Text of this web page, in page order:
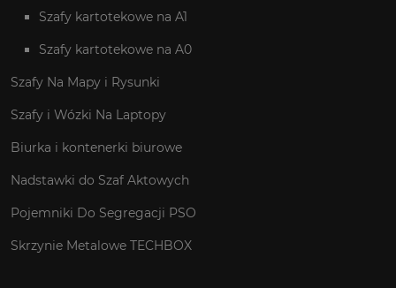
Szafy kartotekowe na A1
Szafy kartotekowe na A0
Szafy Na Mapy i Rysunki
Szafy i Wózki Na Laptopy
Biurka i kontenerki biurowe
Nadstawki do Szaf Aktowych
Pojemniki Do Segregacji PSO
Skrzynie Metalowe TECHBOX